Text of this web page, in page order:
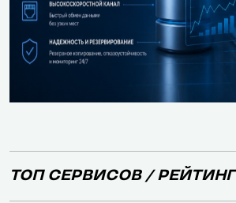
ТОП СЕРВИСОВ / РЕЙТИНГ